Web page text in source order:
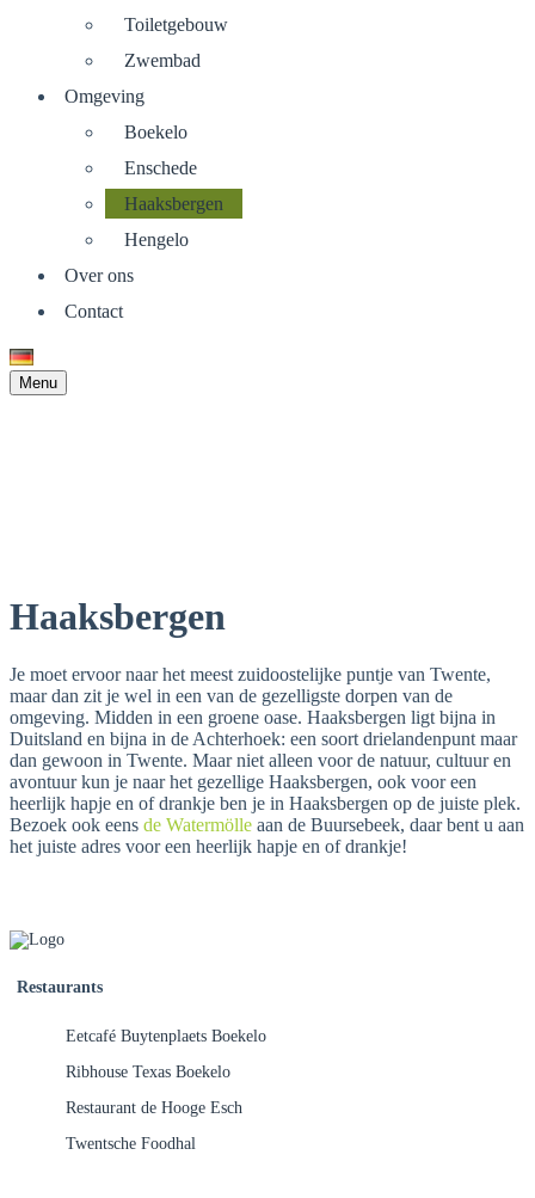
Toiletgebouw
Zwembad
Omgeving
Boekelo
Enschede
Haaksbergen
Hengelo
Over ons
Contact
Menu
Haaksbergen
Je moet ervoor naar het meest zuidoostelijke puntje van Twente,
maar dan zit je wel in een van de gezelligste dorpen van de
omgeving. Midden in een groene oase. Haaksbergen ligt bijna in
Duitsland en bijna in de Achterhoek: een soort drielandenpunt maar
dan gewoon in Twente. Maar niet alleen voor de natuur, cultuur en
avontuur kun je naar het gezellige Haaksbergen, ook voor een
heerlijk hapje en of drankje ben je in Haaksbergen op de juiste plek.
Bezoek ook eens de Watermölle aan de Buursebeek, daar bent u aan
het juiste adres voor een heerlijk hapje en of drankje!
Restaurants
Eetcafé Buytenplaets Boekelo
Ribhouse Texas Boekelo
Restaurant de Hooge Esch
Twentsche Foodhal